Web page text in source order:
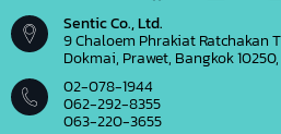
Sentic Co., Ltd.
9 Chaloem Phrakiat Ratchakan
Dokmai, Prawet, Bangkok
02-078-1944
062-292-8355
063-220-3655